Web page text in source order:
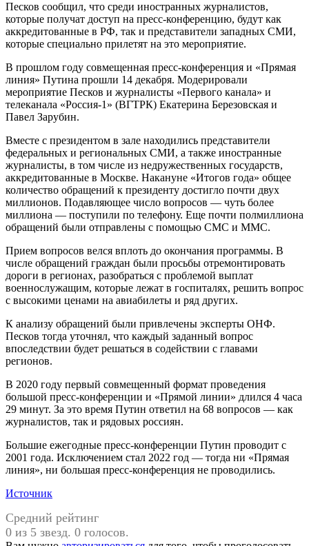
Песков сообщил, что среди иностранных журналистов,
которые получат доступ на пресс-конференцию, будут как
аккредитованные в РФ, так и представители западных СМИ,
которые специально прилетят на это мероприятие.
В прошлом году совмещенная пресс-конференция и «Прямая
линия» Путина прошли 14 декабря. Модерировали
мероприятие Песков и журналисты «Первого канала» и
телеканала «Россия-1» (ВГТРК) Екатерина Березовская и
Павел Зарубин.
Вместе с президентом в зале находились представители
федеральных и региональных СМИ, а также иностранные
журналисты, в том числе из недружественных государств,
аккредитованные в Москве. Накануне «Итогов года» общее
количество обращений к президенту достигло почти двух
миллионов. Подавляющее число вопросов — чуть более
миллиона — поступили по телефону. Еще почти полмиллиона
обращений были отправлены с помощью СМС и ММС.
Прием вопросов велся вплоть до окончания программы. В
числе обращений граждан были просьбы отремонтировать
дороги в регионах, разобраться с проблемой выплат
военнослужащим, которые лежат в госпиталях, решить вопрос
с высокими ценами на авиабилеты и ряд других.
К анализу обращений были привлечены эксперты ОНФ.
Песков тогда уточнял, что каждый заданный вопрос
впоследствии будет решаться в содействии с главами
регионов.
В 2020 году первый совмещенный формат проведения
большой пресс-конференции и «Прямой линии» длился 4 часа
29 минут. За это время Путин ответил на 68 вопросов — как
журналистов, так и рядовых россиян.
Большие ежегодные пресс-конференции Путин проводит с
2001 года. Исключением стал 2022 год — тогда ни «Прямая
линия», ни большая пресс-конференция не проводились.
Источник
Средний рейтинг
0 из 5 звезд. 0 голосов.